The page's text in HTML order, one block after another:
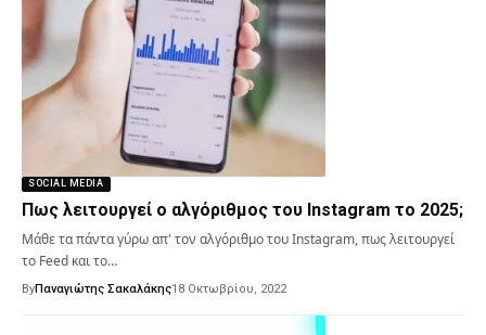
SOCIAL MEDIA
Πως λειτουργεί ο αλγόριθμος του Instagram το 2025;
Μάθε τα πάντα γύρω απ' τον αλγόριθμο του Instagram, πως λειτουργεί
το Feed και το…
ByΠαναγιώτης Σακαλάκης18 Οκτωβρίου, 2022